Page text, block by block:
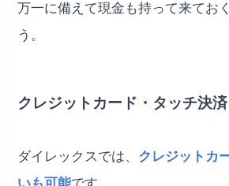
万一に備えて現金も持って来てお
う。
クレジットカード・タッチ決済
ダイレックスでは、 クレジットカ